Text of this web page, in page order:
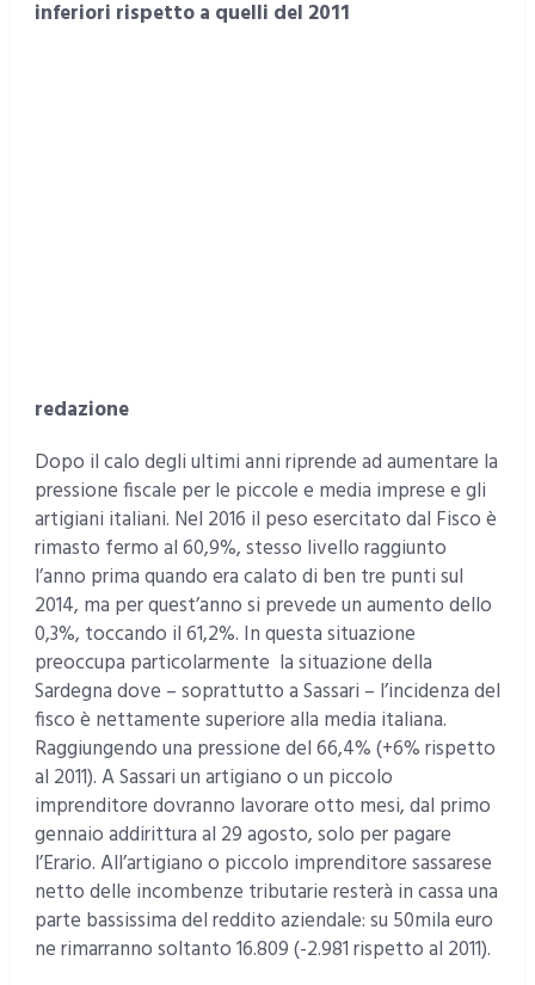
inferiori rispetto a quelli del 2011
redazione
Dopo il calo degli ultimi anni riprende ad aumentare la
pressione fiscale per le piccole e media imprese e gli
artigiani italiani. Nel 2016 il peso esercitato dal Fisco è
rimasto fermo al 60,9%, stesso livello raggiunto
l’anno prima quando era calato di ben tre punti sul
2014, ma per quest’anno si prevede un aumento dello
0,3%, toccando il 61,2%. In questa situazione
preoccupa particolarmente la situazione della
Sardegna dove – soprattutto a Sassari – l’incidenza del
fisco è nettamente superiore alla media italiana.
Raggiungendo una pressione del 66,4% (+6% rispetto
al 2011). A Sassari un artigiano o un piccolo
imprenditore dovranno lavorare otto mesi, dal primo
gennaio addirittura al 29 agosto, solo per pagare
l’Erario. All’artigiano o piccolo imprenditore sassarese
netto delle incombenze tributarie resterà in cassa una
parte bassissima del reddito aziendale: su 50mila euro
ne rimarranno soltanto 16.809 (-2.981 rispetto al 2011).